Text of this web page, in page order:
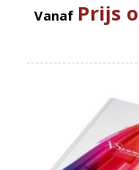
Vanaf Prijs